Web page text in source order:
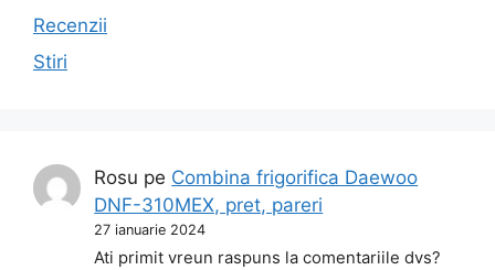
Recenzii
Stiri
Rosu pe Combina frigorifica Daewoo
DNF-310MEX, pret, pareri
27 ianuarie 2024
Ati primit vreun raspuns la comentariile dvs?